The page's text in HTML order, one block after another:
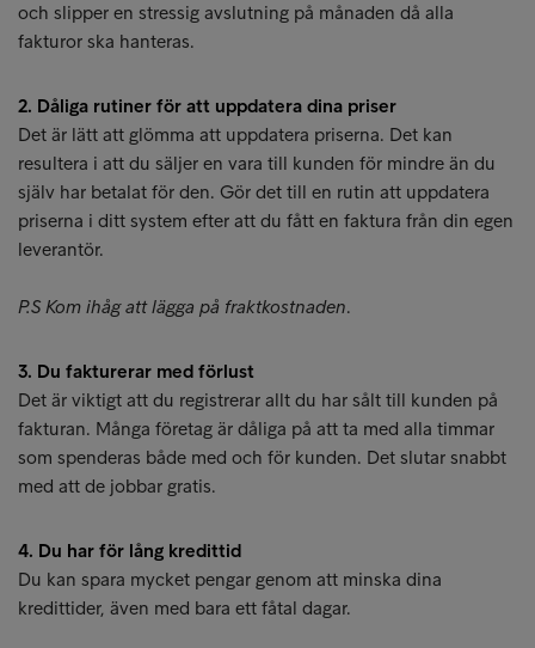
och slipper en stressig avslutning på månaden då alla
fakturor ska hanteras.
2. Dåliga rutiner för att uppdatera dina priser
Det är lätt att glömma att uppdatera priserna. Det kan
resultera i att du säljer en vara till kunden för mindre än du
själv har betalat för den. Gör det till en rutin att uppdatera
priserna i ditt system efter att du fått en faktura från din egen
leverantör.
P.S Kom ihåg att lägga på fraktkostnaden.
3. Du fakturerar med förlust
Det är viktigt att du registrerar allt du har sålt till kunden på
fakturan. Många företag är dåliga på att ta med alla timmar
som spenderas både med och för kunden. Det slutar snabbt
med att de jobbar gratis.
4. Du har för lång kredittid
Du kan spara mycket pengar genom att minska dina
kredittider, även med bara ett fåtal dagar.